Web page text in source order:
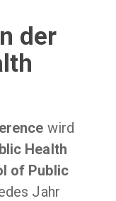
der
wird
Health
of Public
Jahr